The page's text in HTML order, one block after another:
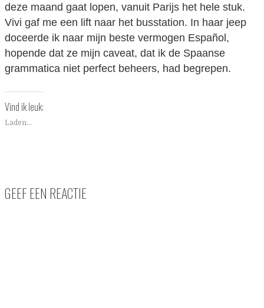
deze maand gaat lopen, vanuit Parijs het hele stuk.
Vivi gaf me een lift naar het busstation. In haar jeep
doceerde ik naar mijn beste vermogen Español,
hopende dat ze mijn caveat, dat ik de Spaanse
grammatica niet perfect beheers, had begrepen.
Vind ik leuk:
Laden...
GEEF EEN REACTIE